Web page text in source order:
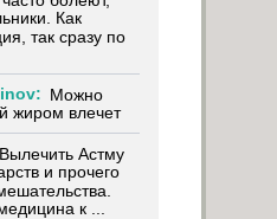
Как
так сразу по
Можно
жиром влечет
Вылечить Астму
и прочего
к ...